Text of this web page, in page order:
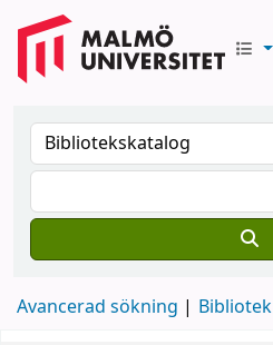
Avancerad sökning Bibliotek